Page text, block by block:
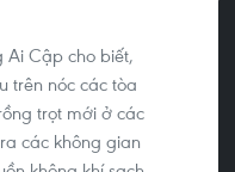
Ai Cập cho biết,
trên nóc các tòa
trọt mới ở các
các không gian